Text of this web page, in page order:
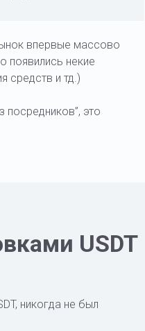
впервые массово
появились некие
средств и тд.)
это
USDT
никогда не был